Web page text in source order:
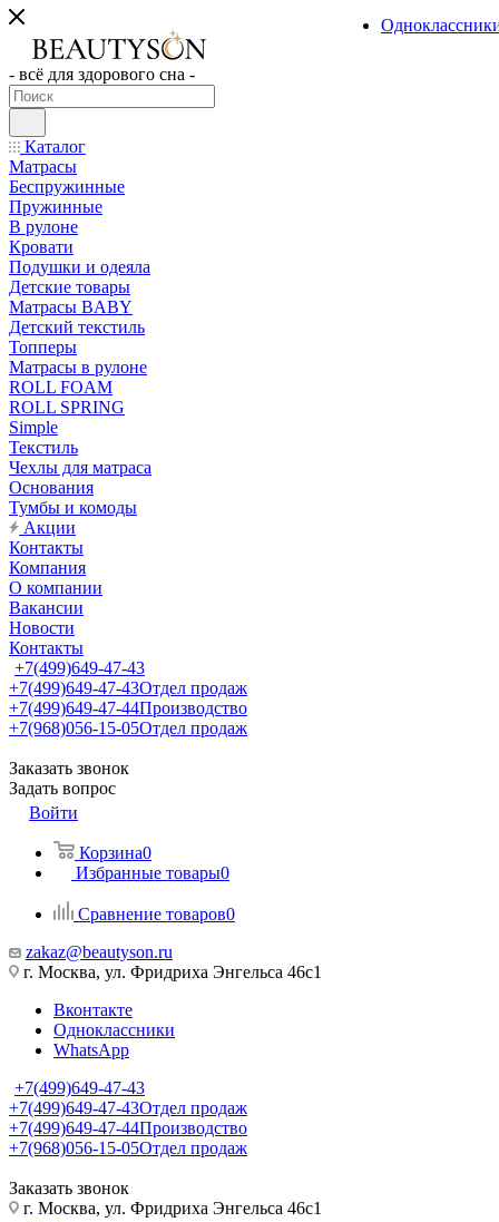
- всё для здорового сна -
Каталог
Матрасы
Беспружинные
Пружинные
В рулоне
Кровати
Подушки и одеяла
Детские товары
Матрасы BABY
Детский текстиль
Топперы
Матрасы в рулоне
ROLL FOAM
ROLL SPRING
Simple
Текстиль
Чехлы для матраса
Основания
Тумбы и комоды
Акции
Контакты
Компания
О компании
Вакансии
Новости
Контакты
+7(499)649-47-43
+7(499)649-47-43Отдел продаж
+7(499)649-47-44Производство
+7(968)056-15-05Отдел продаж
Заказать звонок
Задать вопрос
Войти
Корзина0
Избранные товары0
Сравнение товаров0
zakaz@beautyson.ru
г. Москва, ул. Фридриха Энгельса 46с1
Вконтакте
Одноклассники
WhatsApp
+7(499)649-47-43
+7(499)649-47-43Отдел продаж
+7(499)649-47-44Производство
+7(968)056-15-05Отдел продаж
Заказать звонок
г. Москва, ул. Фридриха Энгельса 46с1